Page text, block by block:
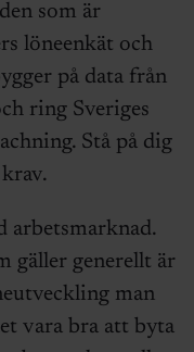
som är
löneenkät och
på data från
ring Sveriges
Stå på dig
arbetsmarknad.
gäller generellt är
man
vara bra att byta